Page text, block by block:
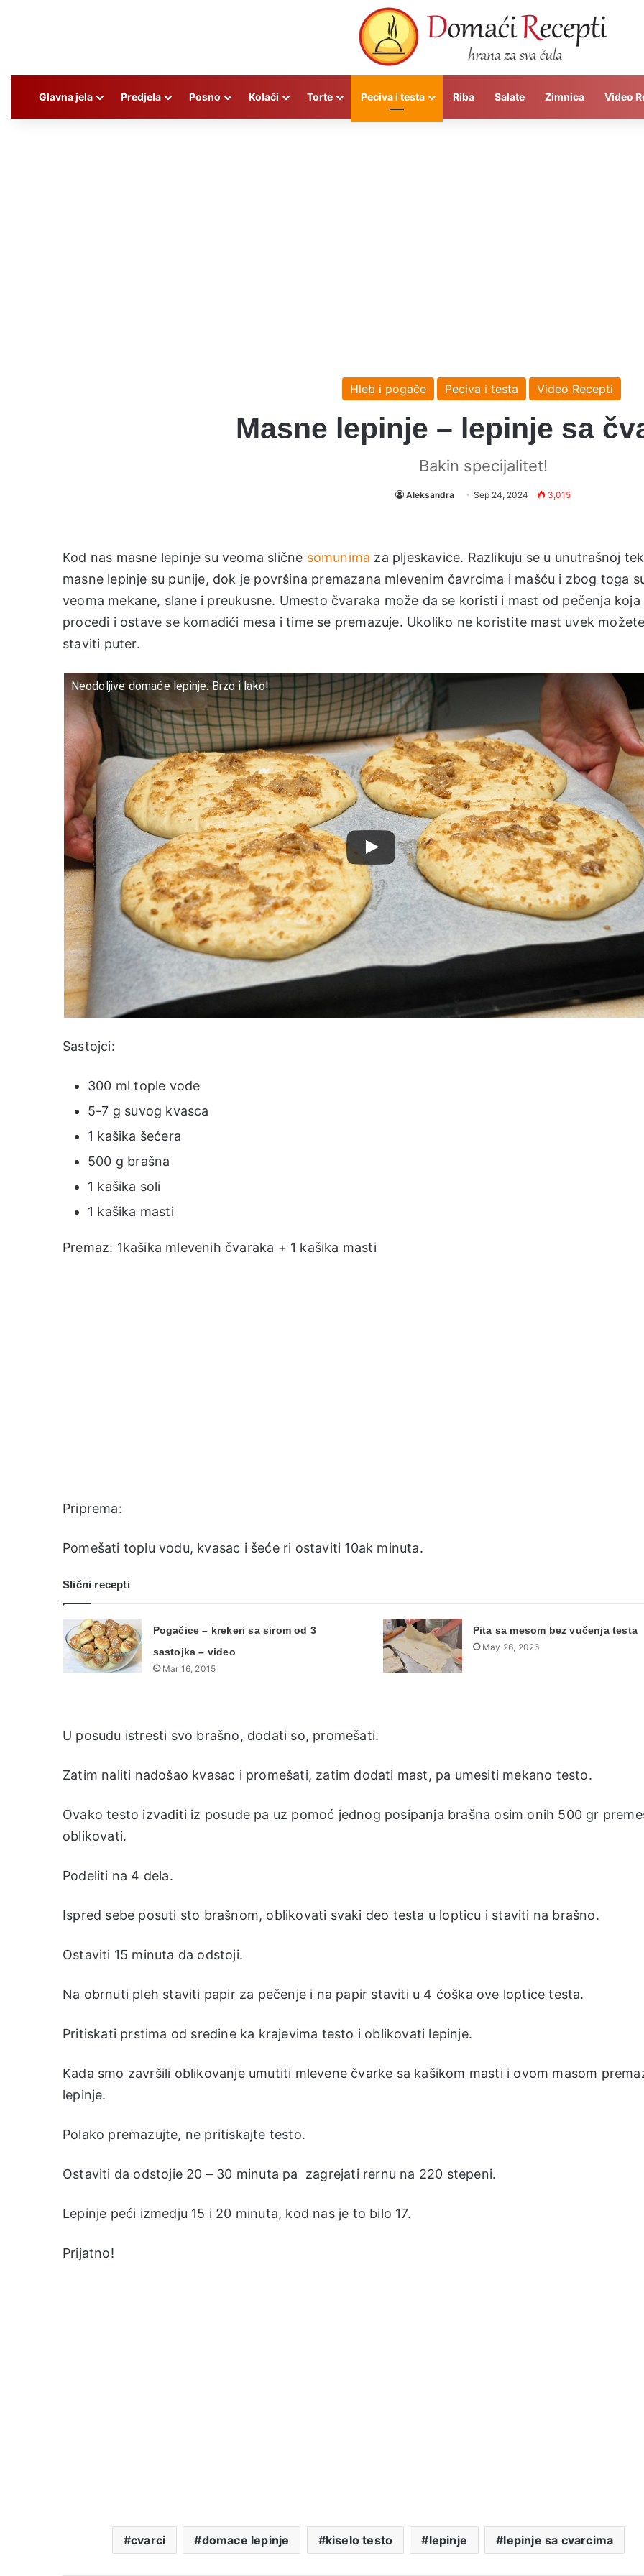
Glavna jela Predjela Posno Kolači Torte Peciva i testa Riba Salate Zimnica Video
Hleb i pogače Peciva i testa Video Recepti
Masne lepinje – lepinje sa
Bakin specijalitet!
Aleksandra Sep 24, 2024 3,015
Kod nas masne lepinje su veoma slične somunima za pljeskavice. Razlikuju se u unutrašnoj
masne lepinje su punije, dok je površina premazana mlevenim čavrcima i mašću i zbog toga
veoma mekane, slane i preukusne. Umesto čvaraka može da se koristi i mast od pečenja koja
procedi i ostave se komadići mesa i time se premazuje. Ukoliko ne koristite mast uvek
staviti puter.
Neodoljive domaće lepinje: Brzo i lako!
Sastojci:
300 ml tople vode
5-7 g suvog kvasca
1 kašika šećera
500 g brašna
1 kašika soli
1 kašika masti
Premaz: 1kašika mlevenih čvaraka + 1 kašika masti
Priprema:
Pomešati toplu vodu, kvasac i šeće ri ostaviti 10ak minuta.
Slični recepti
Pogačice – krekeri sa sirom od 3
sastojka – video
Mar 16, 2015
Pita sa mesom bez vučenja testa
May 26, 2026
U posudu istresti svo brašno, dodati so, promešati.
Zatim naliti nadošao kvasac i promešati, zatim dodati mast, pa umesiti mekano testo.
Ovako testo izvaditi iz posude pa uz pomoć jednog posipanja brašna osim onih 500 gr
oblikovati.
Podeliti na 4 dela.
Ispred sebe posuti sto brašnom, oblikovati svaki deo testa u lopticu i staviti na brašno.
Ostaviti 15 minuta da odstoji.
Na obrnuti pleh staviti papir za pečenje i na papir staviti u 4 ćoška ove loptice testa.
Pritiskati prstima od sredine ka krajevima testo i oblikovati lepinje.
Kada smo završili oblikovanje umutiti mlevene čvarke sa kašikom masti i ovom masom
lepinje.
Polako premazujte, ne pritiskajte testo.
Ostaviti da odstojie 20 – 30 minuta pa zagrejati rernu na 220 stepeni.
Lepinje peći izmedju 15 i 20 minuta, kod nas je to bilo 17.
Prijatno!
cvarci domace lepinje kiselo testo lepinje lepinje sa cvarcima